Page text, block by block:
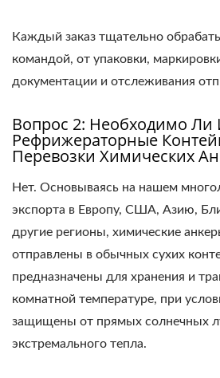
Каждый заказ тщательно
командой, от упаковки,
документации и отслеживания
Вопрос 2: Необходимо Ли
Рефрижераторные
Перевозки Химических
Нет. Основываясь на нашем
экспорта в Европу, США, Азию,
другие регионы, химические
отправлены в обычных сухих
предназначены для хранения и
комнатной температуре, при
защищены от прямых солнечных
экстремального тепла.